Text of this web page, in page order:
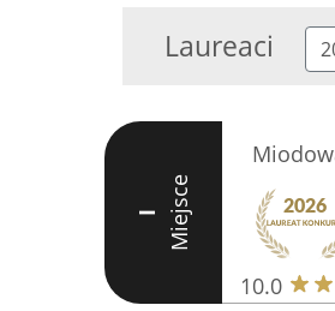
Laureaci
I Miejsce
10.0